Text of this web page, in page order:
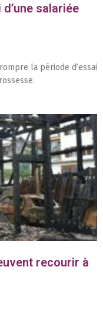
salariée
la période d’essai
recourir à